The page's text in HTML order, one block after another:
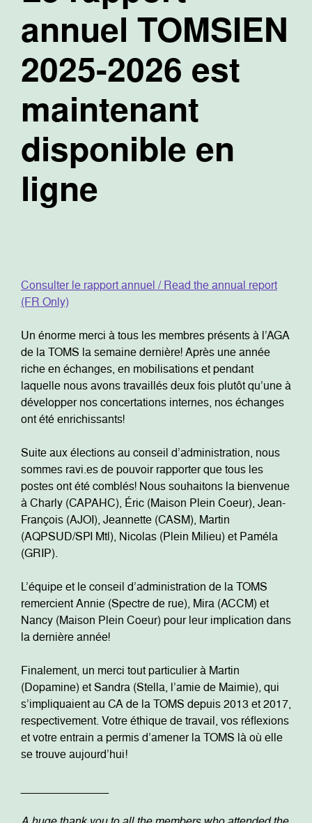
annuel TOMSIEN
2025-2026 est
maintenant
disponible en
ligne
Consulter le rapport annuel / Read the annual report
(FR Only)
Un énorme merci à tous les membres présents à l’AGA
de la TOMS la semaine dernière! Après une année
riche en échanges, en mobilisations et pendant
laquelle nous avons travaillés deux fois plutôt qu’une à
développer nos concertations internes, nos échanges
ont été enrichissants!
Suite aux élections au conseil d’administration, nous
sommes ravi.es de pouvoir rapporter que tous les
postes ont été comblés! Nous souhaitons la bienvenue
à Charly (CAPAHC), Éric (Maison Plein Coeur), Jean-
François (AJOI), Jeannette (CASM), Martin
(AQPSUD/SPI Mtl), Nicolas (Plein Milieu) et Paméla
(GRIP).
L’équipe et le conseil d’administration de la TOMS
remercient Annie (Spectre de rue), Mira (ACCM) et
Nancy (Maison Plein Coeur) pour leur implication dans
la dernière année!
Finalement, un merci tout particulier à Martin
(Dopamine) et Sandra (Stella, l’amie de Maimie), qui
s’impliquaient au CA de la TOMS depuis 2013 et 2017,
respectivement. Votre éthique de travail, vos réflexions
et votre entrain a permis d’amener la TOMS là où elle
se trouve aujourd’hui!